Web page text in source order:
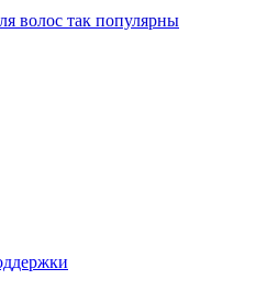
волос так популярны